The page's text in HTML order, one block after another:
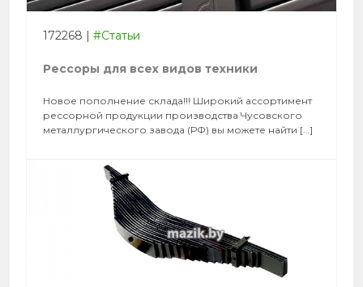
172268 | #Статьи
Рессоры для всех видов техники
Новое пополнение склада!!! Широкий ассортимент
рессорной продукции производства Чусовского
металлургического завода (РФ) вы можете найти […]